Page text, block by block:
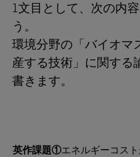
1文目として、次の内
う。
環境分野の「バイオマ
産する技術」に関する
書きます。
英作課題①エネルギーコス